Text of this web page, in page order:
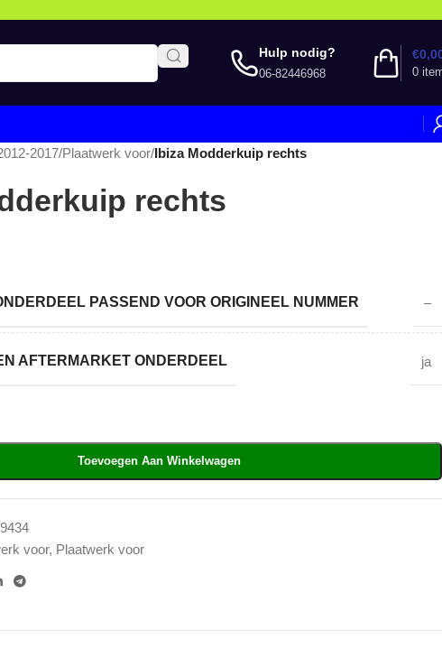
Hulp nodig?
06-82446968 0
€
2017/Plaatwerk voor/Ibiza Modderkuip rechts
rechts
PASSEND VOOR ORIGINEEL NUMMER –
AFTERMARKET ONDERDEEL ja
Toevoegen Aan Winkelwagen
voor, Plaatwerk voor